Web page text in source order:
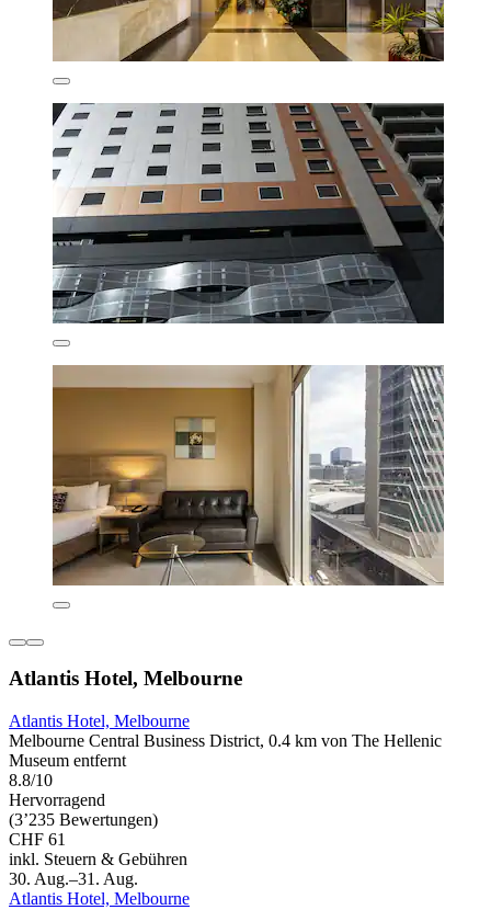
Atlantis Hotel, Melbourne
Atlantis Hotel, Melbourne
Melbourne Central Business District, 0.4 km von The Hellenic
Museum entfernt
8.8/10
Hervorragend
(3’235 Bewertungen)
CHF 61
inkl. Steuern & Gebühren
30. Aug.–31. Aug.
Atlantis Hotel, Melbourne